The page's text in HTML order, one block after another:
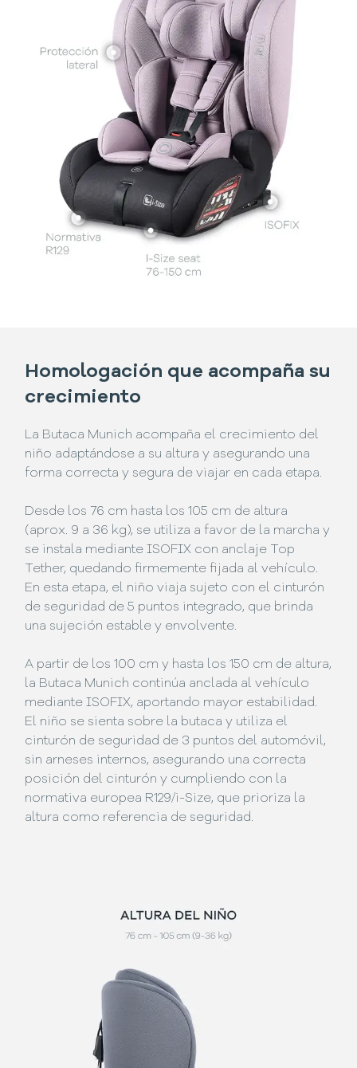
Homologación que acompaña su
crecimiento
La Butaca Munich acompaña el crecimiento del
niño adaptándose a su altura y asegurando una
forma correcta y segura de viajar en cada etapa.
Desde los 76 cm hasta los 105 cm de altura
(aprox. 9 a 36 kg), se utiliza a favor de la marcha y
se instala mediante ISOFIX con anclaje Top
Tether, quedando firmemente fijada al vehículo.
En esta etapa, el niño viaja sujeto con el cinturón
de seguridad de 5 puntos integrado, que brinda
una sujeción estable y envolvente.
A partir de los 100 cm y hasta los 150 cm de altura,
la Butaca Munich continúa anclada al vehículo
mediante ISOFIX, aportando mayor estabilidad.
El niño se sienta sobre la butaca y utiliza el
cinturón de seguridad de 3 puntos del automóvil,
sin arneses internos, asegurando una correcta
posición del cinturón y cumpliendo con la
normativa europea R129/i-Size, que prioriza la
altura como referencia de seguridad.